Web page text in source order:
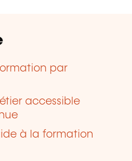
par
accessible
à la formation